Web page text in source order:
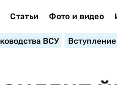
Статьи Фото и видео
ВСУ